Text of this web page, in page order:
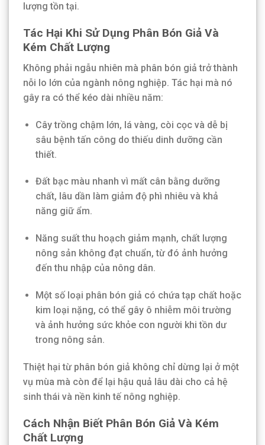
lượng tồn tại.
Tác Hại Khi Sử Dụng Phân Bón Giả Và
Kém Chất Lượng
Không phải ngẫu nhiên mà phân bón giả trở thành
nỗi lo lớn của ngành nông nghiệp. Tác hại mà nó
gây ra có thể kéo dài nhiều năm:
Cây trồng chậm lớn, lá vàng, còi cọc và dễ bị
sâu bệnh tấn công do thiếu dinh dưỡng cần
thiết.
Đất bạc màu nhanh vì mất cân bằng dưỡng
chất, lâu dần làm giảm độ phì nhiêu và khả
năng giữ ẩm.
Năng suất thu hoạch giảm mạnh, chất lượng
nông sản không đạt chuẩn, từ đó ảnh hưởng
đến thu nhập của nông dân.
Một số loại phân bón giả có chứa tạp chất hoặc
kim loại nặng, có thể gây ô nhiễm môi trường
và ảnh hưởng sức khỏe con người khi tồn dư
trong nông sản.
Thiệt hại từ phân bón giả không chỉ dừng lại ở một
vụ mùa mà còn để lại hậu quả lâu dài cho cả hệ
sinh thái và nền kinh tế nông nghiệp.
Cách Nhận Biết Phân Bón Giả Và Kém
Chất Lượng